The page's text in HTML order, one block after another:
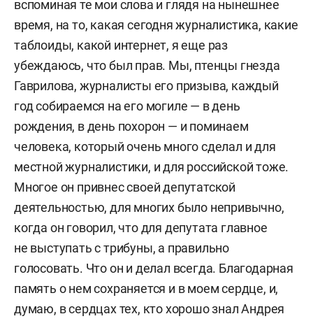
вспоминая те мои слова и глядя на нынешнее
время, на то, какая сегодня журналистика, какие
таблоиды, какой интернет, я еще раз
убеждаюсь, что был прав. Мы, птенцы гнезда
Гаврилова, журналисты его призыва, каждый
год собираемся на его могиле — в день
рождения, в день похорон — и поминаем
человека, который очень много сделал и для
местной журналистики, и для российской тоже.
Многое он привнес своей депутатской
деятельностью, для многих было непривычно,
когда он говорил, что для депутата главное
не выступать с трибуны, а правильно
голосовать. Что он и делал всегда. Благодарная
память о нем сохраняется и в моем сердце, и,
думаю, в сердцах тех, кто хорошо знал Андрея